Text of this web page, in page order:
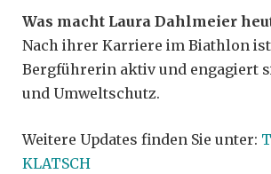
Was macht Laura Dahlmeier
Nach ihrer Karriere im Biathlon
Bergführerin aktiv und engagiert
und Umweltschutz.
Weitere Updates finden Sie unter:
KLATSCH